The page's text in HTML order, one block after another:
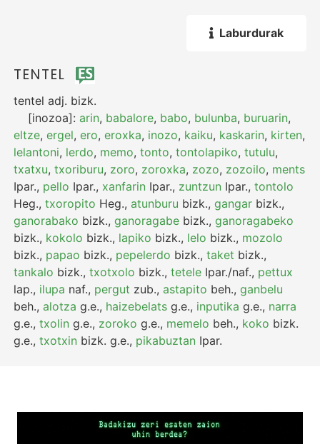
Laburdurak
TENTEL
tentel adj. bizk.
[inozoa]:arin, babalore, babo, bulunba, buruarin,
eltze,ergel,ero,eroxka, inozo, kaiku, kaskarin, kirten,
lelantoni, lerdo, memo,tonto,tontolapiko,tutulu,
txatxu,txoriburu, zoro, zoroxka, zozo, zozoilo, ments
Ipar., pello Ipar., xanfarin Ipar., zuntzun Ipar.,tontolo
Heg.,txoropito Heg.,atunburu bizk.,gangar bizk.,
ganorabako bizk.,ganoragabe bizk.,ganoragabeko
bizk., kokolo bizk., lapiko bizk., lelo bizk., mozolo
bizk., papao bizk., pepelerdo bizk.,taket bizk.,
tankalo bizk.,txotxolo bizk.,tetele Ipar./naf., pettux
lap., ilupa naf., pergut zub.,astapito beh.,ganbelu
beh.,alotza g.e., haizebelats g.e., inputika g.e., narra
g.e.,txolin g.e., zoroko g.e., memelo beh., koko bizk.
g.e.,txotxin bizk. g.e., pikabuztan Ipar.